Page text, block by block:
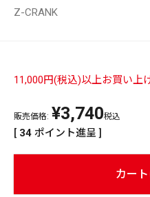
PREMIUM ［ オンライン限定 ］
Z-CRANK
11,000円(税込)以上お買い上
販売価格: ¥3,740税込
[ 34 ポイント進呈 ]
カー